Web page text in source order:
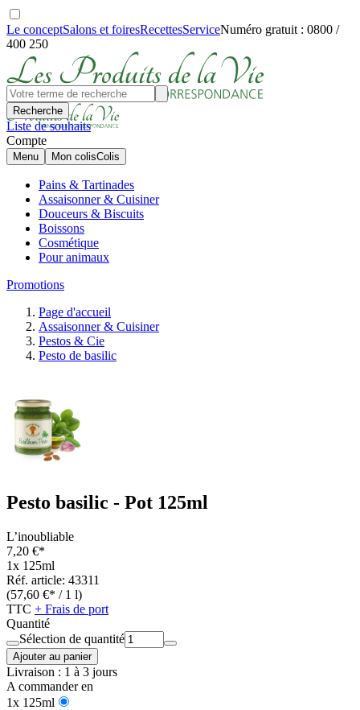
Le conceptSalons et foiresRecettesServiceNuméro gratuit : 0800 /
400 250
Recherche
Liste de souhaits
Compte
Menu Mon colisColis
Pains & Tartinades
Assaisonner & Cuisiner
Douceurs & Biscuits
Boissons
Cosmétique
Pour animaux
Promotions
Page d'accueil
Assaisonner & Cuisiner
Pestos & Cie
Pesto de basilic
Pesto basilic - Pot 125ml
L’inoubliable
7,20 €*
1x 125ml
Réf. article: 43311
(57,60 €* / 1 l)
TTC + Frais de port
Quantité
Sélection de quantité
Ajouter au panier
Livraison : 1 à 3 jours
A commander en
1x 125ml